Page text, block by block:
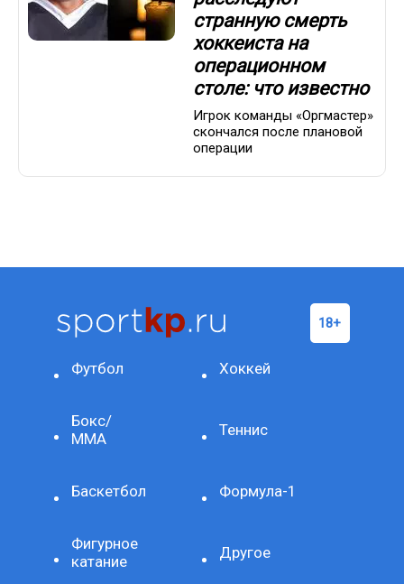
странную смерть
хоккеиста на
операционном
столе: что известно
Игрок команды «Оргмастер»
скончался после плановой
операции
Футбол Хоккей
Бокс/
ММА
Теннис
Баскетбол Формула-1
Фигурное
катание
Другое